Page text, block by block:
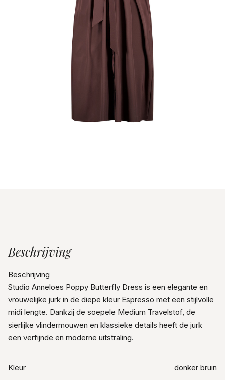
Beschrijving
Beschrijving
Studio Anneloes Poppy Butterfly Dress is een elegante en
vrouwelijke jurk in de diepe kleur Espresso met een stijlvolle
midi lengte. Dankzij de soepele Medium Travelstof, de
sierlijke vlindermouwen en klassieke details heeft de jurk
een verfijnde en moderne uitstraling.
Kleur donker bruin